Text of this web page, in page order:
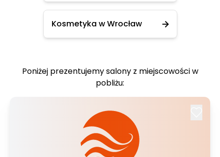
Kosmetyka w Wrocław
Poniżej prezentujemy salony z miejscowości w
pobliżu: